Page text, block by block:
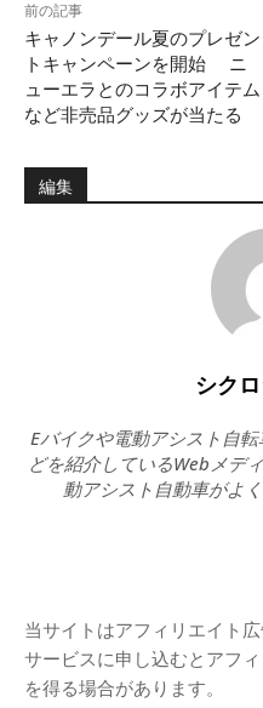
前の記事
キャノンデール夏のプレゼン
トキャンペーンを開始 ニ
ューエラとのコラボアイテム
など非売品グッズが当たる
編集
シク
Eバイクや電動アシスト自
どを紹介しているWebメデ
動アシスト自動車がよ
当サイトはアフィリエイト
サービスに申し込むとアフ
を得る場合があります。